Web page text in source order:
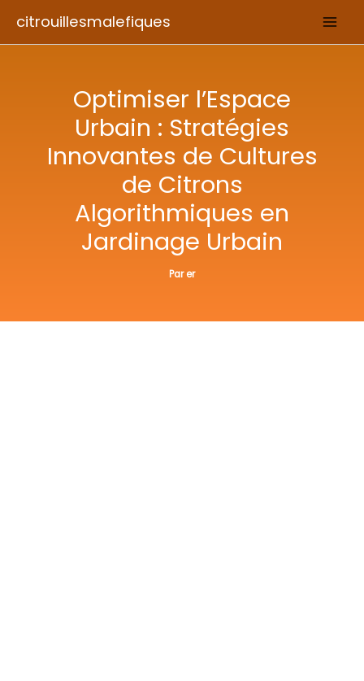
citrouillesmalefiques
Optimiser l’Espace
Urbain : Stratégies
Innovantes de Cultures
de Citrons
Algorithmiques en
Jardinage Urbain
Parer